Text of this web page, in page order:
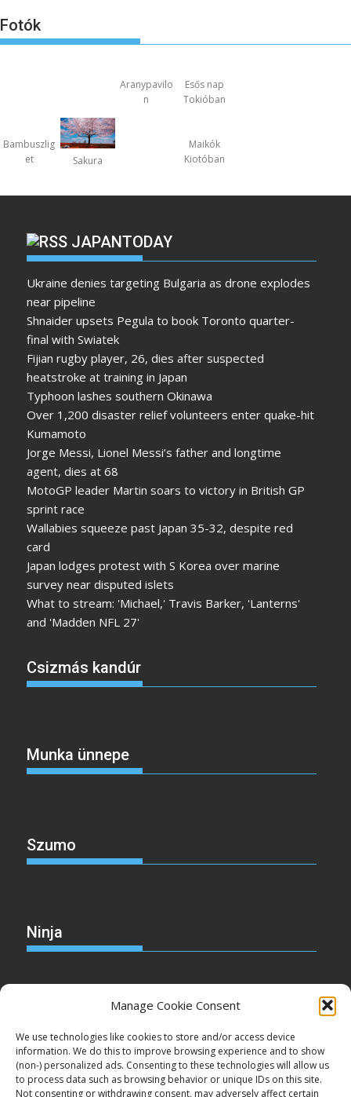
Manage Cookie Consent
We use technologies like cookies to store and/or access device
information. We do this to improve browsing experience and to show
(non-) personalized ads. Consenting to these technologies will allow us
to process data such as browsing behavior or unique IDs on this site.
Not consenting or withdrawing consent, may adversely affect certain
Fotók
Aranypavilo
n
Esős nap
Tokióban
Bambuszlig
et
Sakura
Maikók
Kiotóban
JAPANTODAY
Ukraine denies targeting Bulgaria as drone explodes
near pipeline
Shnaider upsets Pegula to book Toronto quarter-
final with Swiatek
Fijian rugby player, 26, dies after suspected
heatstroke at training in Japan
Typhoon lashes southern Okinawa
Over 1,200 disaster relief volunteers enter quake-hit
Kumamoto
Jorge Messi, Lionel Messi’s father and longtime
agent, dies at 68
MotoGP leader Martin soars to victory in British GP
sprint race
Wallabies squeeze past Japan 35-32, despite red
card
Japan lodges protest with S Korea over marine
survey near disputed islets
What to stream: 'Michael,' Travis Barker, 'Lanterns'
and 'Madden NFL 27'
Csizmás kandúr
Munka ünnepe
Szumo
Ninja